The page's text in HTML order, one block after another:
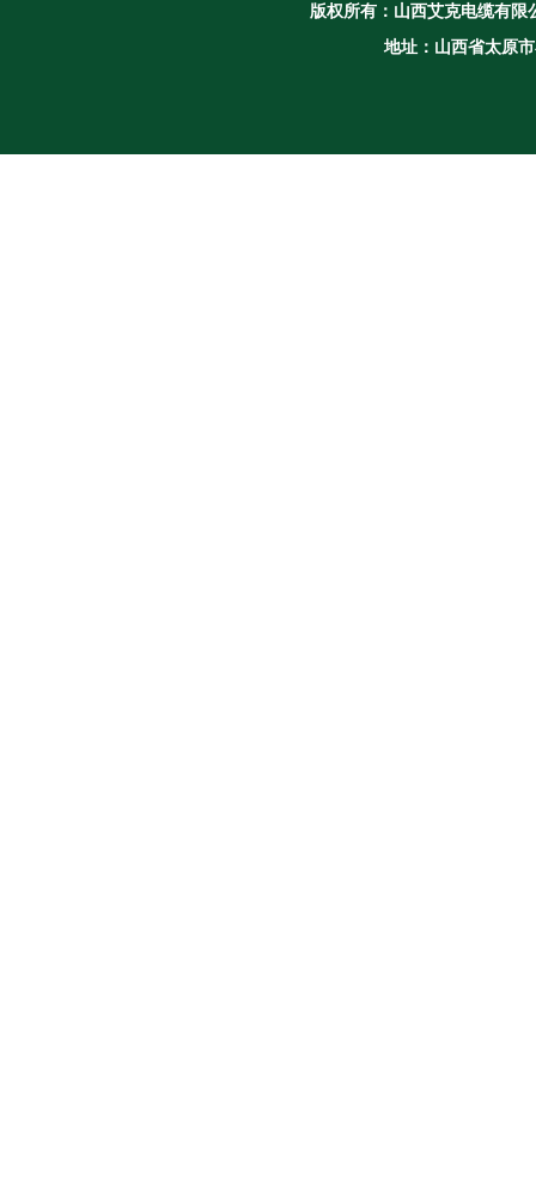
版权所有： 山西艾克电缆有限
地址：山西省太原